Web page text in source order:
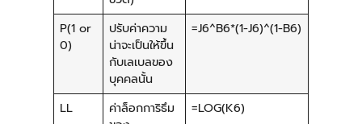
P(1 or
0)
ปรับค่าความ
น่าจะเป็นให้ขึ้น
กับเลเบลของ
บุคคลนั้น
=J6^B6*(1-J6)^(1-B6)
LL
ค่าล็อกการิธึม
=LOG(K6)